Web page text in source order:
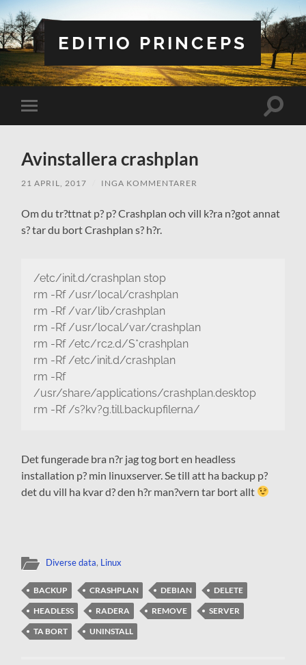
EDITIO PRINCEPS
Slå
på/av
Slå
Avinstallera crashplan
21 APRIL, 2017 INGA KOMMENTARER
Om du tr?ttnat p? p? Crashplan och vill k?ra n?got annat
s? tar du bort Crashplan s? h?r.
/etc/init.d/crashplan stop
rm -Rf /usr/local/crashplan
rm -Rf /var/lib/crashplan
rm -Rf /usr/local/var/crashplan
rm -Rf /etc/rc2.d/S*crashplan
rm -Rf /etc/init.d/crashplan
rm -Rf
/usr/share/applications/crashplan.desktop
rm -Rf /s?kv?g.till.backupfilerna/
Det fungerade bra n?r jag tog bort en headless
installation p? min linuxserver. Se till att ha backup p?
det du vill ha kvar d? den h?r man?vern tar bort allt
Diverse data, Linux
BACKUP CRASHPLAN DEBIAN
DELETE
HEADLESS
RADERA REMOVE
SERVER
TA BORT
UNINSTALL